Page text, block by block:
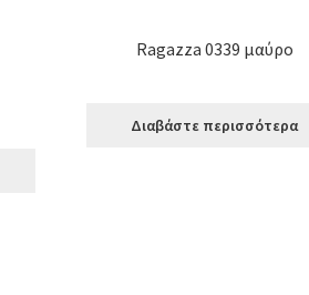
Ragazza 0339 μαύρο
Διαβάστε περισσότερα